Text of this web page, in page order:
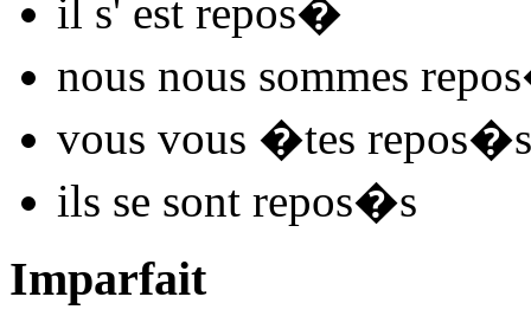
il s' est repos�
nous nous sommes repos
vous vous �tes repos�s
ils se sont repos�s
Imparfait